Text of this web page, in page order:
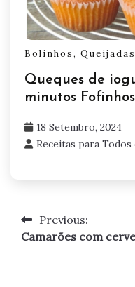
Bolinhos,
Queques de
minutos
18 Setembro, 2024
Receitas para
Navegação
Previous:
Camarões com